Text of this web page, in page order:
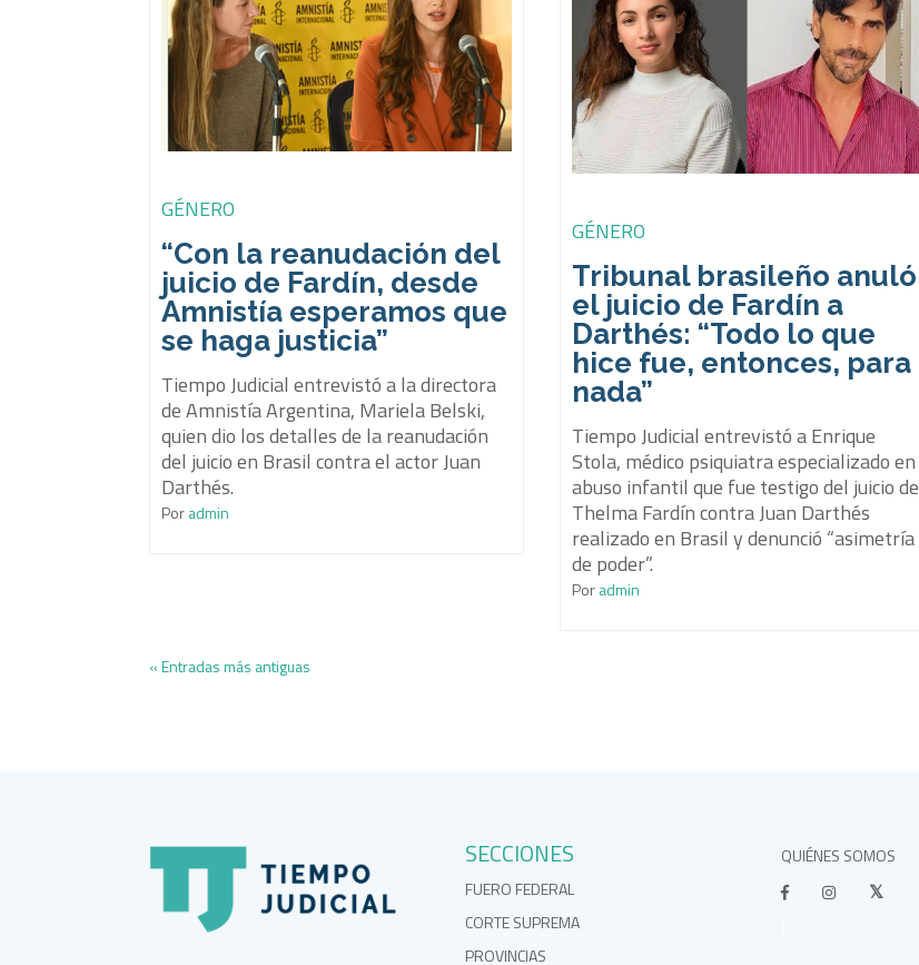
GÉNERO
“Con la reanudación del
juicio de Fardín, desde
Amnistía esperamos que
se haga justicia”
Tiempo Judicial entrevistó a la directora
de Amnistía Argentina, Mariela Belski,
quien dio los detalles de la reanudación
del juicio en Brasil contra el actor Juan
Darthés.
Poradmin
GÉNERO
Tribunal brasileño anuló
el juicio de Fardín a
Darthés: “Todo lo que
hice fue, entonces, para
nada”
Tiempo Judicial entrevistó a Enrique
Stola, médico psiquiatra especializado en
abuso infantil que fue testigo del juicio de
Thelma Fardín contra Juan Darthés
realizado en Brasil y denunció “asimetría
de poder”.
Poradmin
« Entradas más antiguas
SECCIONES
FUERO FEDERAL
CORTE SUPREMA
PROVINCIAS
QUIÉNES SOMOS